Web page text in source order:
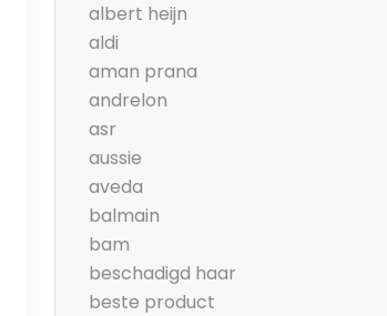
albert heijn
aldi
aman prana
andrelon
asr
aussie
aveda
balmain
bam
beschadigd haar
beste product